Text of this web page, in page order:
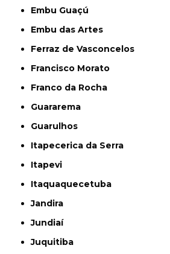
Embu Guaçú
Embu das Artes
Ferraz de Vasconcelos
Francisco Morato
Franco da Rocha
Guararema
Guarulhos
Itapecerica da Serra
Itapevi
Itaquaquecetuba
Jandira
Jundiaí
Juquitiba